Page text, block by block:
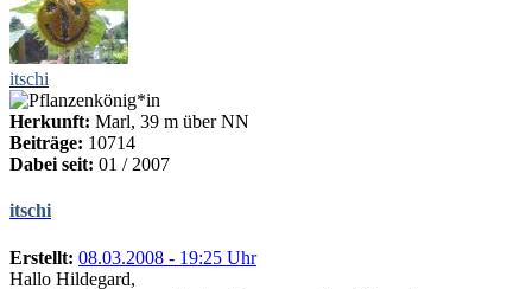
itschi
Herkunft: Marl, 39 m über NN
Beiträge: 10714
Dabei seit: 01 / 2007
itschi
Erstellt: 08.03.2008 - 19:25 Uhr
Hallo Hildegard,